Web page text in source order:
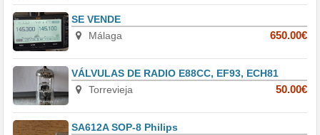
SE VENDE
Málaga
650.00€
VÁLVULAS DE RADIO E88CC, EF93, ECH81
Torrevieja
50.00€
SA612A SOP-8 Philips